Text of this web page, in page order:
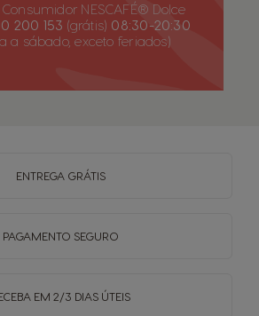
NESCAFÉ® Dolce
200 153 (grátis) 08:30-20:30
a sábado, exceto feriados)
ENTREGA GRÁTIS
PAGAMENTO SEGURO
EM 2/3 DIAS ÚTEIS